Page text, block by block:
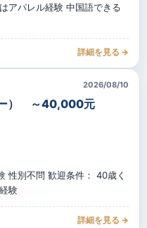
アパレル経験 中国語できる
詳細を見る →
2026/08/10
ー） ～40,000元
性別不問 歓迎条件： 40歳く
験
詳細を見る →